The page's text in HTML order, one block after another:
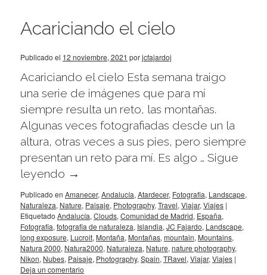
Acariciando el cielo
Publicado el 12 noviembre, 2021 porjcfajardoj
Acariciando el cielo Esta semana traigo
una serie de imágenes que para mí
siempre resulta un reto, las montañas.
Algunas veces fotografiadas desde un la
altura, otras veces a sus pies, pero siempre
presentan un reto para mí. Es algo … Sigue
leyendo →
Publicado en Amanecer, Andalucía, Atardecer, Fotografia, Landscape,
Naturaleza, Nature, Paisaje, Photography, Travel, Viajar, Viajes |
Etiquetado Andalucía, Clouds, Comunidad de Madrid, España,
Fotografia, fotografia de naturaleza, Islandia, JC Fajardo, Landscape,
long exposure, Lucroit, Montaña, Montañas, mountain, Mountains,
Natura 2000, Natura2000, Naturaleza, Nature, nature photography,
Nikon, Nubes, Paisaje, Photography, Spain, TRavel, Viajar, Viajes |
Deja un comentario